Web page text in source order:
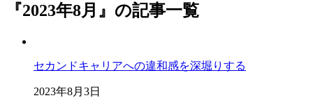
『2023年8月』の記事一覧
セカンドキャリアへの違和感を深堀りする
2023年8月3日